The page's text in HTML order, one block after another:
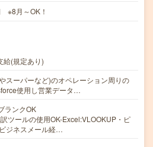
※8月～OK！
給(規定あり)
スーパーなど)のオペレーション周りの
使用し営業データ…
ランクOK
ツールの使用OK-Excel:VLOOKUP・ピ
ジネスメール経…